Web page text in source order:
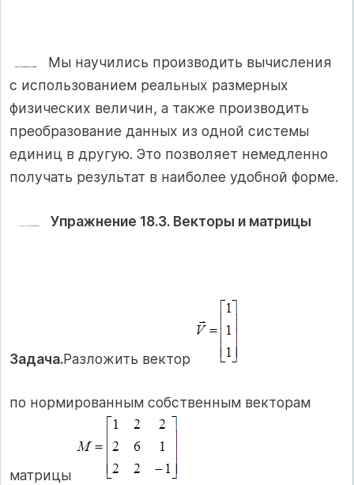
Мы научились производить вычисления
с использованием реальных размерных
физических величин, а также производить
преобразование данных из одной системы
единиц в другую. Это позволяет немедленно
получать результат в наиболее удобной форме.
Упражнение 18.3. Векторы и матрицы
Задача.Разложить вектор
по нормированным собственным векторам
матрицы